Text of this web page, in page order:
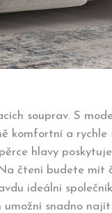
souprav. S
komfortní a
hlavy
čtení budete mít
ideální
umožní snadno